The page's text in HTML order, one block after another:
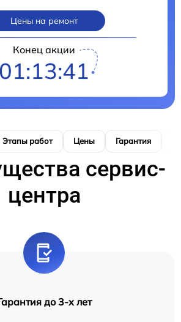
Цены на ремонт
Конец акции
01:13:40
Этапы работ Цены Гарантия
сервис-
центра
до 3-х лет